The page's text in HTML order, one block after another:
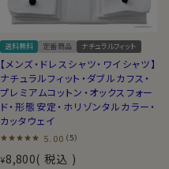
送料無料 定番商品 ナチュラルフィット
【メンズ・ドレスシャツ・ワイシャツ】
ナチュラルフィット・ダブルカフス・
プレミアムコットン・オックスフォー
ド・形態安定・ホリゾンタルカラー・
カッタウェイ
5.00 （5）
¥8,800 税込